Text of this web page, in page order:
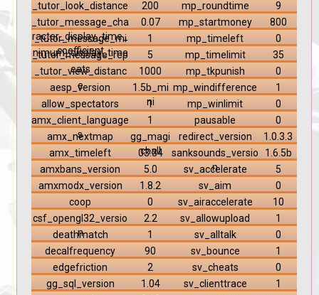
_tutor_look_distance
200
_tutor_message_cha
racter_display_time_
coefficient
0.07
_tutor_message_mi
nimum_display_time
1
_tutor_message_rep
eats
5
_tutor_view_distanc
e
1000
aesp_version
1.5b_mi
ni
allow_spectators
1
amx_client_language
s
1
amx_nextmap
gg_magi
chall
amx_timeleft
03:34
amxbans_version
5.0
amxmodx_version
1.8.2
coop
0
csf_opengl32_versio
n
2.2
deathmatch
1
decalfrequency
90
edgefriction
2
gg_sql_version
1.04
mp_roundtime
9
mp_startmoney
800
mp_timeleft
0
mp_timelimit
35
mp_tkpunish
0
mp_windifference
1
mp_winlimit
0
pausable
0
redirect_version
1.0.3.3
sanksounds_versio
n
1.6.5b
sv_accelerate
5
sv_aim
0
sv_airaccelerate
10
sv_allowupload
1
sv_alltalk
0
sv_bounce
1
sv_cheats
0
sv_clienttrace
1